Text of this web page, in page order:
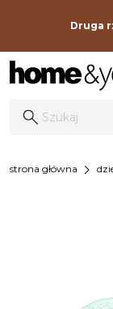
Druga
strona główna chevron_right